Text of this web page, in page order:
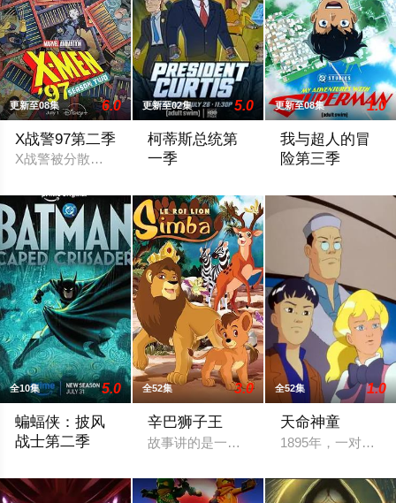
更新至08集 6.0
X战警97第二季
X战警被分散到了各个时间线，从过去，到未来，而他们将在
更新至02集 5.0
柯蒂斯总统第
一季
更新至08集 1.0
我与超人的冒
险第三季
全10集 5.0
蝙蝠侠：披风
战士第二季
全52集 3.0
辛巴狮子王
故事讲的是一个叫辛巴的小狮子在困难中
全52集 1.0
天命神童
1895年，一对男女